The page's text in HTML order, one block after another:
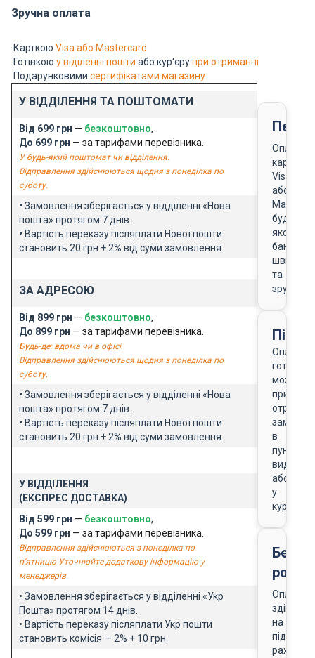
Зручна оплата
Карткою Visa або Mastercard
Готівкою у віділенні пошти або кур'єрупри отриманні
Подарунковими сертифікатами магазину
У ВІДДІЛЕННЯ ТА ПОШТОМАТИ
Від 699 грн — безкоштовно,
До 699 грн — за тарифами перевізника.
У будь-який поштомат чи відділення.
Відправлення здійснюються щодня з понеділка по
суботу.
• Замовлення зберігається у відділенні «Нова
пошта» протягом 7 днів.
• Вартість переказу післяплати Нової пошти
становить 20 грн + 2% від суми замовлення.
ЗА АДРЕСОЮ
Від 899 грн — безкоштовно,
До 899 грн — за тарифами перевізника.
Будь-де: вдома чи в офісі
Відправлення здійснюються щодня з понеділка по
суботу.
• Замовлення зберігається у відділенні «Нова
пошта» протягом 7 днів.
• Вартість переказу післяплати Нової пошти
становить 20 грн + 2% від суми замовлення.
У ВІДДІЛЕННЯ
(ЕКСПРЕС ДОСТАВКА)
Від 599 грн — безкоштовно,
До 599 грн — за тарифами перевізника.
Відправлення здійснюються з понеділка по
п'ятницю Уточнюйте додаткову інформацію у
менеджерів.
• Замовлення зберігається у відділенні «Укр
Пошта» протягом 14 днів.
• Вартість переказу післяплати Укр пошти
становить комісія — 2% + 10 грн.
Оплата
карткою
Visa
або
будь-
якого
банку
швидко
та
зручно
Оплата
готівкою
можлива
при
в
пункті
видачі
або
у
кур'єра
Оплата
на
підставі
рахунку-